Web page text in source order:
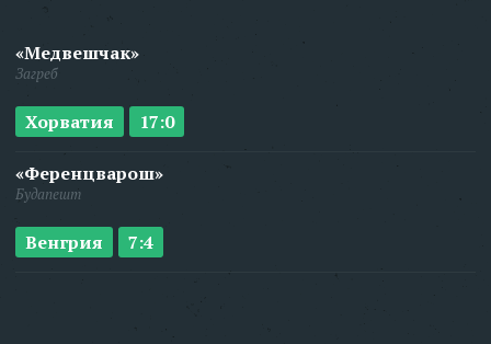
«Медвешчак»
Загреб
Хорватия 17:0
«Ференцварош»
Будапешт
Венгрия 7:4